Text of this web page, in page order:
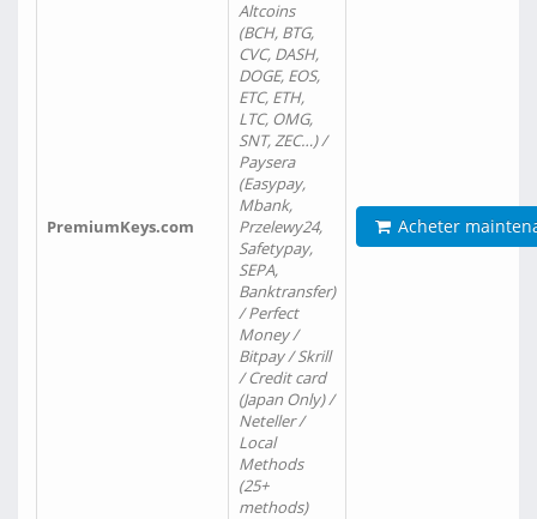
PremiumKeys.com
Altcoins
(BCH, BTG,
CVC, DASH,
DOGE, EOS,
ETC, ETH,
LTC, OMG,
SNT, ZEC…) /
Paysera
(Easypay,
Mbank,
Przelewy24,
Safetypay,
SEPA,
Banktransfer)
/ Perfect
Money /
Bitpay / Skrill
/ Credit card
(Japan Only) /
Neteller /
Local
Methods
(25+
methods)
Acheter